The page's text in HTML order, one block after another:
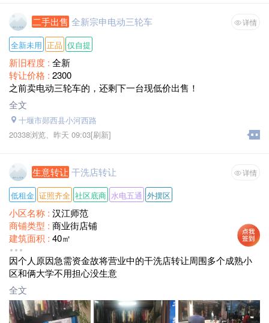
二手出售 全新宗申电动三轮车 详情
全新未用 正品 仅自提
新旧程度 : 全新
转让价格 : 2300
之前卖电动三轮车的，还剩下一台现低价出售！
全文
十堰市郧西县小河西路
20338浏览、 昨天 09:03[刷新]
生意转让 干洗店转让 详情
低租金 证照齐全 社区底商 水电五通 外摆区
小区名称 : 汉江师范
商铺类型 : 商业街店铺
建筑面积 : 40㎡
转让价格 :
因个人原因急需资金故将营业中的干洗店转让周围多个成熟小
区和俩大学不用担心没生意
全文